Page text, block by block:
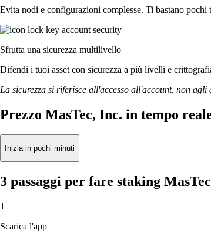
Evita nodi e configurazioni complesse. Ti bastano
Sfrutta una sicurezza multilivello
Difendi i tuoi asset con sicurezza a più livelli e
La sicurezza si riferisce all'accesso all'account, non
Prezzo MasTec, Inc. in tempo
Inizia in pochi minuti
3 passaggi per fare staking
1
Scarica l'app